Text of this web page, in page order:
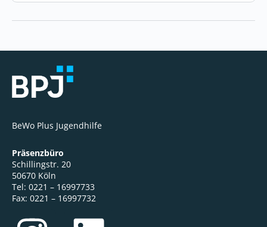
BeWo Plus Jugendhilfe
Präsenzbüro
Schillingstr. 20
50670 Köln
Tel: 0221 – 16997733
Fax: 0221 – 16997732